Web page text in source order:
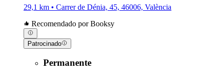
29,1 km • Carrer de Dénia, 45, 46006, València
Recomendado por Booksy
Patrocinado
Permanente